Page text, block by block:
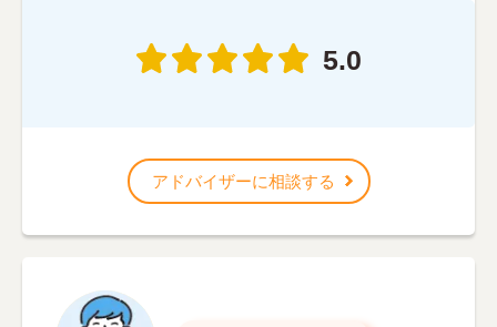
5.0
アドバイザーに相談する